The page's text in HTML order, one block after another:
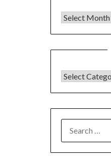
Arsip
KATEGORI
FOR: